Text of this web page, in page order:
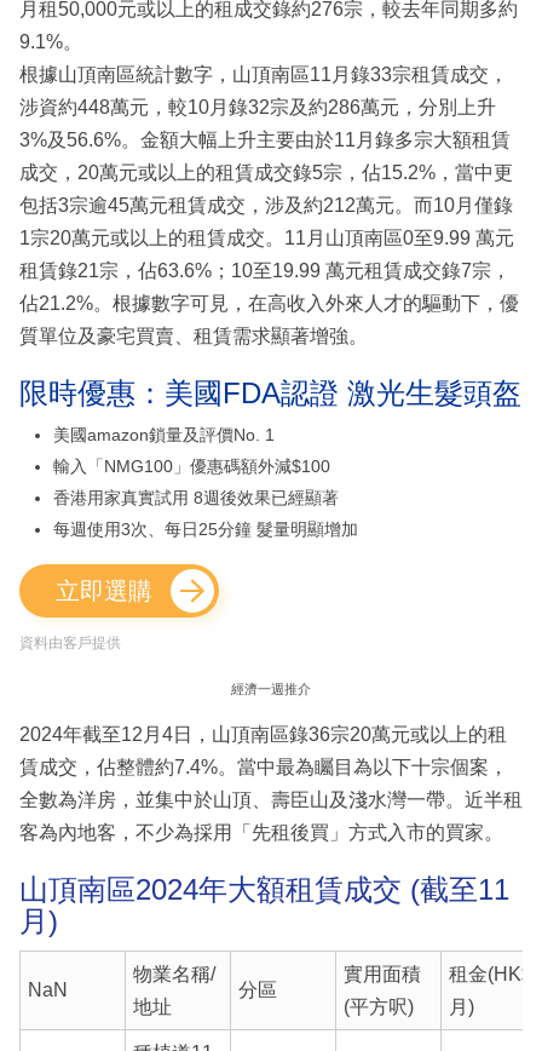
月租50,000元或以上的租成交錄約276宗，較去年同期多約
9.1%。
根據山頂南區統計數字，山頂南區11月錄33宗租賃成交，
涉資約448萬元，較10月錄32宗及約286萬元，分別上升
3%及56.6%。金額大幅上升主要由於11月錄多宗大額租賃
成交，20萬元或以上的租賃成交錄5宗，佔15.2%，當中更
包括3宗逾45萬元租賃成交，涉及約212萬元。而10月僅錄
1宗20萬元或以上的租賃成交。11月山頂南區0至9.99 萬元
租賃錄21宗，佔63.6%；10至19.99 萬元租賃成交錄7宗，
佔21.2%。根據數字可見，在高收入外來人才的驅動下，優
質單位及豪宅買賣、租賃需求顯著增強。
限時優惠：美國FDA認證 激光生髮頭盔
美國amazon鎖量及評價No. 1
輸入「NMG100」優惠碼額外減$100
香港用家真實試用 8週後效果已經顯著
每週使用3次、每日25分鐘 髮量明顯增加
立即選購
資料由客戶提供
經濟一週推介
2024年截至12月4日，山頂南區錄36宗20萬元或以上的租
賃成交，佔整體約7.4%。當中最為矚目為以下十宗個案，
全數為洋房，並集中於山頂、壽臣山及淺水灣一帶。近半租
客為內地客，不少為採用「先租後買」方式入市的買家。
山頂南區2024年大額租賃成交 (截至11
月)
NaN
物業名稱/
地址
分區
實用面積
(平方呎)
租金(HK$/
月)